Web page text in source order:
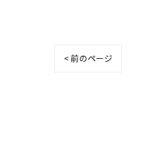
< 前のページ